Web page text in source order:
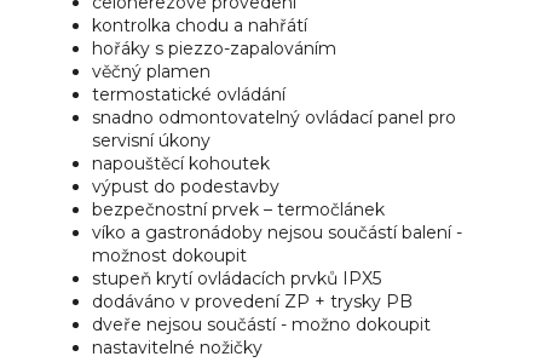
kontrolka chodu a nahřátí
hořáky s piezzo-zapalováním
věčný plamen
termostatické ovládání
snadno odmontovatelný ovládací panel pro
servisní úkony
napouštěcí kohoutek
výpust do podestavby
bezpečnostní prvek – termočlánek
víko a gastronádoby nejsou součástí balení -
možnost dokoupit
stupeň krytí ovládacích prvků IPX5
dodáváno v provedení ZP + trysky PB
dveře nejsou součástí - možno dokoupit
nastavitelné nožičky